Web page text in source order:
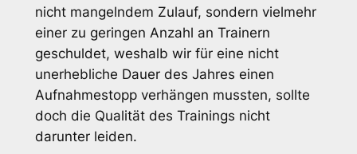
nicht mangelndem Zulauf, sondern vielmehr
einer zu geringen Anzahl an Trainern
geschuldet, weshalb wir für eine nicht
unerhebliche Dauer des Jahres einen
Aufnahmestopp verhängen mussten, sollte
doch die Qualität des Trainings nicht
darunter leiden.